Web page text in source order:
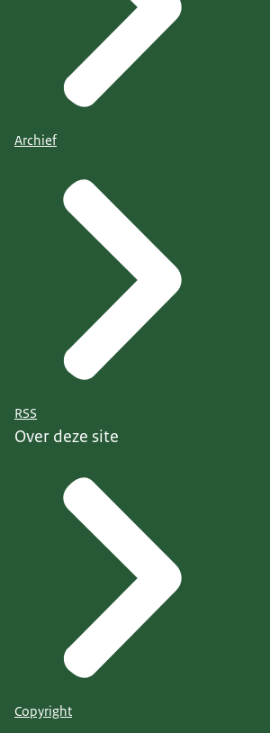
Archief
RSS
Over deze site
Copyright